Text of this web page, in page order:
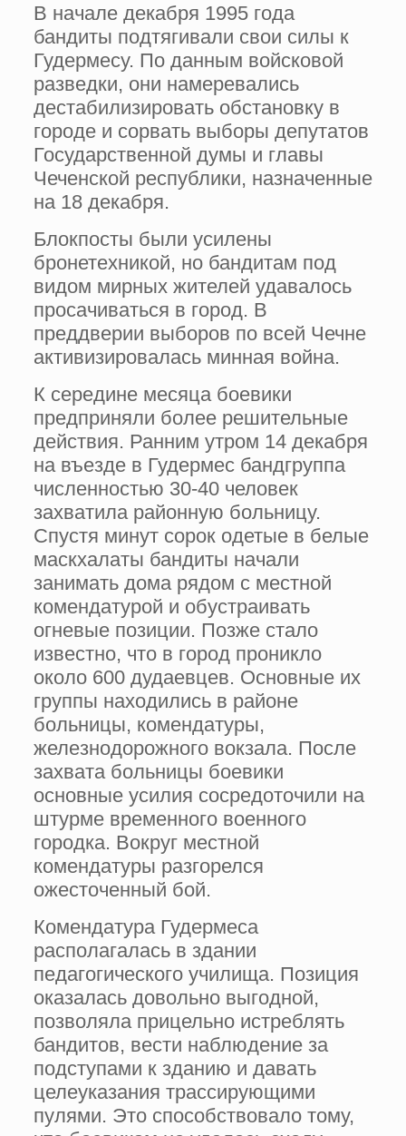
В начале декабря 1995 года
бандиты подтягивали свои силы к
Гудермecy. По данным войсковой
разведки, они намеревались
дестабилизировать обстановку в
городе и сорвать выборы депутатов
Государственной думы и главы
Чеченской республики, назначенные
на 18 декабря.
Блокпосты были усилены
бронетехникой, но бандитам под
видом мирных жителей удавалось
просачиваться в город. В
преддверии выборов по всей Чечне
активизировалась минная война.
К середине месяца боевики
предприняли более решительные
действия. Ранним утром 14 декабря
на въезде в Гудермес бандгруппа
численностью 30-40 человек
захватила районную больницу.
Спустя минут сорок одетые в белые
маскхалаты бандиты начали
занимать дома рядом с местной
комендатурой и обустраивать
огневые позиции. Позже стало
известно, что в город проникло
около 600 дудаевцев. Основные их
группы находились в районе
больницы, комендатуры,
железнодорожного вокзала. После
захвата больницы боевики
основные усилия сосредоточили на
штурме временного военного
городка. Вокруг местной
комендатуры разгорелся
ожесточенный бой.
Комендатура Гудермеса
располагалась в здании
педагогического училища. Позиция
оказалась довольно выгодной,
позволяла прицельно истреблять
бандитов, вести наблюдение за
подступами к зданию и давать
целеуказания трассирующими
пулями. Это способствовало тому,